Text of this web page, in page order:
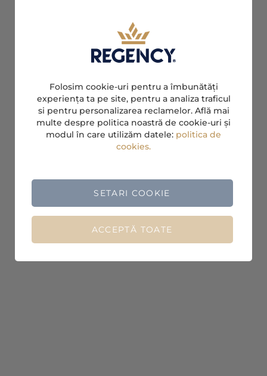
Folosim cookie-uri pentru a îmbunătăți
experiența ta pe site, pentru a analiza traficul
si pentru personalizarea reclamelor. Află mai
multe despre politica noastră de cookie-uri și
modul în care utilizăm datele: politica de
cookies.
ACCEPTĂ TOATE
SETARI COOKIE